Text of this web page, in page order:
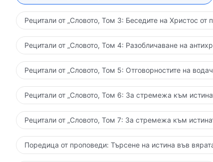
Рецитали от „Словото, Том 3: Беседите на Христос от
Рецитали от „Словото, Том 4: Разобличаване на
Рецитали от „Словото, Том 5: Отговорностите на
Рецитали от „Словото, Том 6: За стремежа към
Рецитали от „Словото, Том 7: За стремежа към
Поредица от проповеди: Търсене на истина във